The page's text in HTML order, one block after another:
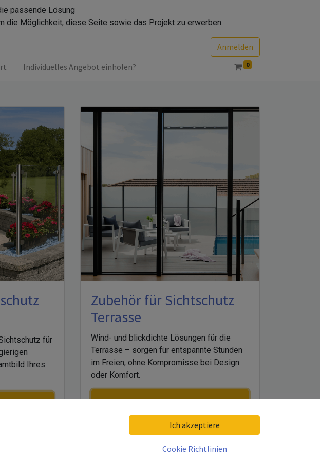
passende Lösung
die Möglichkeit, diese Seite sowie das Projekt zu erwerben.
Anmelden
Individuelles Angebot einholen? 0
für
Ihres
Zubehör für Sichtschutz
Terrasse
Wind- und blickdichte Lösungen für die
Terrasse – sorgen für entspannte Stunden
im Freien, ohne Kompromisse bei Design
oder Komfort.
Hier können Sie Glas konfigurieren
für Sichtschutz Terrasse
Ich akzeptiere
Cookie Richtlinien